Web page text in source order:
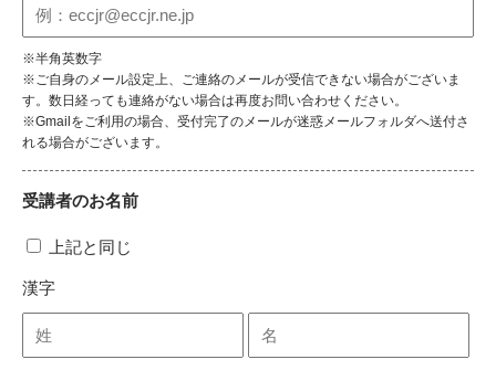
※半角英数字
※ご自身のメール設定上、ご連絡のメールが受信できない場合がございま
す。数日経っても連絡がない場合は再度お問い合わせください。
※Gmailをご利用の場合、受付完了のメールが迷惑メールフォルダへ送付さ
れる場合がございます。
受講者のお名前
上記と同じ
漢字